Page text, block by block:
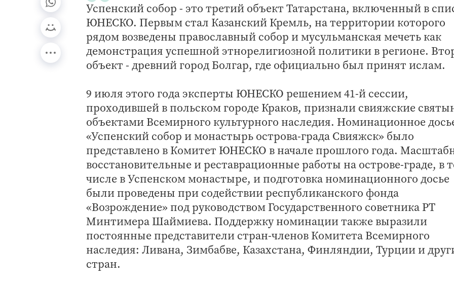
Успенский собор - это третий объект Татарстана, включенный в
ЮНЕСКО. Первым стал Казанский Кремль, на территории которого
рядом возведены православный собор и мусульманская мечеть как
демонстрация успешной этнорелигиозной политики в регионе.
объект - древний город Болгар, где официально был принят ислам.
9 июля этого года эксперты ЮНЕСКО решением 41-й сессии,
проходившей в польском городе Краков, признали свияжские
объектами Всемирного культурного наследия. Номинационное
«Успенский собор и монастырь острова-града Свияжск» было
представлено в Комитет ЮНЕСКО в начале прошлого года.
восстановительные и реставрационные работы на острове-граде, в
числе в Успенском монастыре, и подготовка номинационного досье
были проведены при содействии республиканского фонда
«Возрождение» под руководством Государственного советника РТ
Минтимера Шаймиева. Поддержку номинации также выразили
постоянные представители стран-членов Комитета Всемирного
наследия: Ливана, Зимбабве, Казахстана, Финляндии, Турции и
стран.